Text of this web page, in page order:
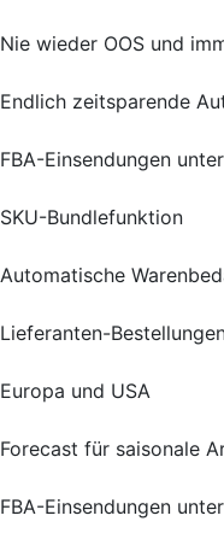
Nie wieder OOS und
Endlich zeitsparende
FBA-Einsendungen
SKU-Bundlefunktion
Automatische
Lieferanten-
Europa und USA
Forecast für saisonale
FBA-Einsendungen